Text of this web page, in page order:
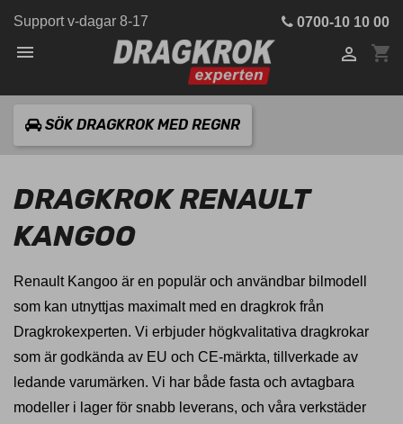
Support v-dagar 8-17 0700-10 10 00
 shopping_cart

SÖK DRAGKROK MED REGNR
DRAGKROK RENAULT
KANGOO
Renault Kangoo är en populär och användbar bilmodell
som kan utnyttjas maximalt med en dragkrok från
Dragkrokexperten. Vi erbjuder högkvalitativa dragkrokar
som är godkända av EU och CE-märkta, tillverkade av
ledande varumärken. Vi har både fasta och avtagbara
modeller i lager för snabb leverans, och våra verkstäder